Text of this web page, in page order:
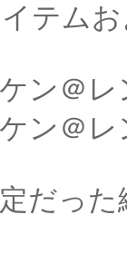
テム
ン＠レ
ン＠
だっ